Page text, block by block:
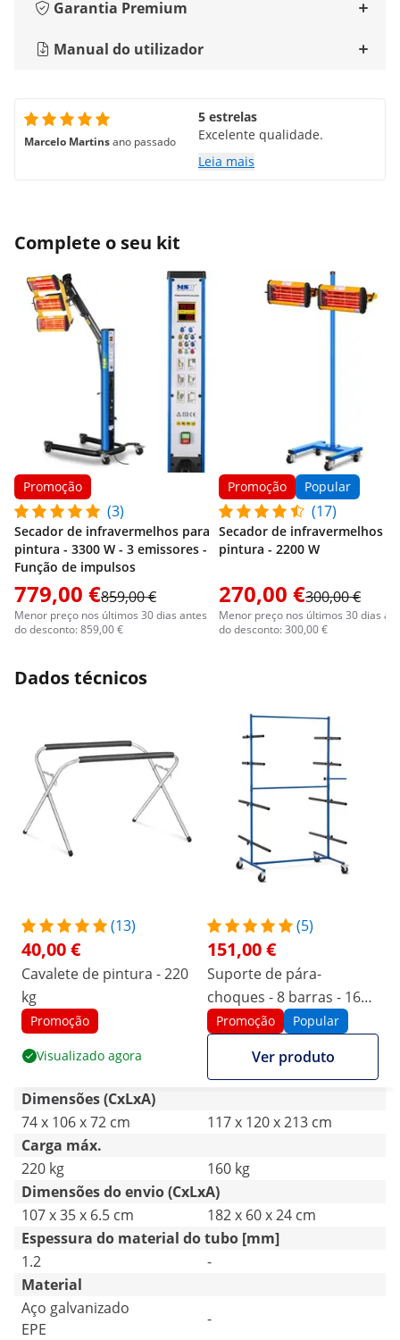
Garantia Premium
Manual do utilizador
Marcelo Martinsano passado
5 estrelas
Excelente qualidade.
Leia mais
Complete o seu kit
Promoção
(3)
Secador de infravermelhos para
pintura - 3300 W - 3 emissores -
Função de impulsos
779,00 €859,00 €
Menor preço nos últimos 30 dias antes
do desconto: 859,00 €
Promoção Popular
(17)
Secador de infravermelhos
pintura - 2200 W
270,00 €300,00 €
Menor preço nos últimos 30 dias
do desconto: 300,00 €
Dados técnicos
(13)
40,00 €
Cavalete de pintura - 220
kg
Promoção
Visualizado agora
(5)
151,00 €
Suporte de pára-
choques - 8 barras - 160
kg
Promoção Popular
Ver produto
Dimensões (CxLxA)
74 x 106 x 72 cm
117 x 120 x 213 cm
Carga máx.
220 kg
160 kg
Dimensões do envio (CxLxA)
107 x 35 x 6.5 cm
182 x 60 x 24 cm
Espessura do material do tubo [mm]
1.2
-
Material
Aço galvanizado
EPE
-